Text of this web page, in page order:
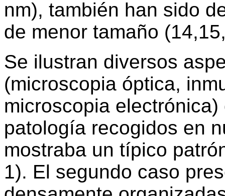
nm), también han sido
de menor tamaño
Se ilustran diversos
(microscopia óptica,
microscopia
patología recogidos en
mostraba un típico
1). El segundo caso